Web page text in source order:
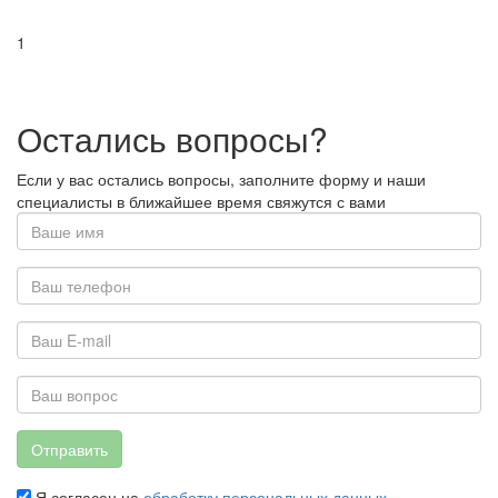
1
Остались вопросы?
Если у вас остались вопросы, заполните форму и наши
специалисты в ближайшее время свяжутся с вами
Отправить